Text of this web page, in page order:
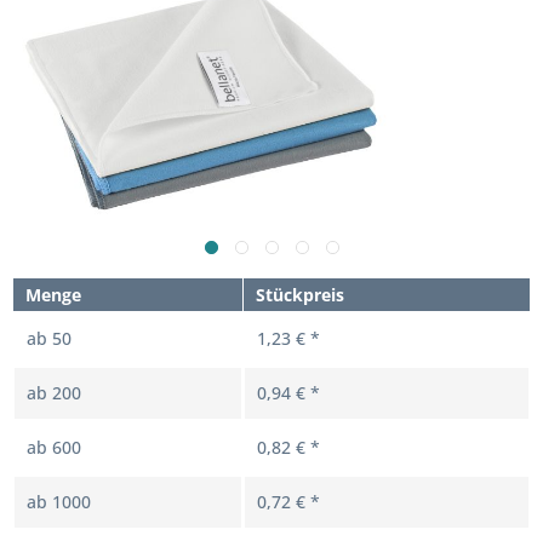
Menge
Stückpreis
ab 50 1,23 € *
ab 200 0,94 € *
ab 600 0,82 € *
ab 1000 0,72 € *